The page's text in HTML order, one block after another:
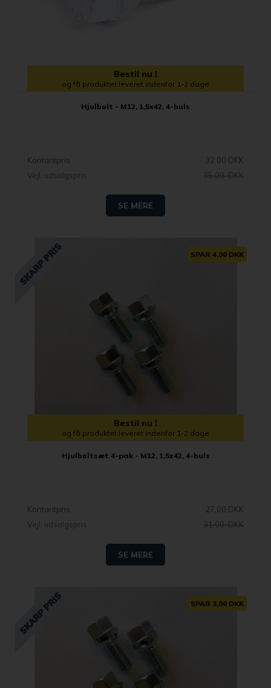
Bestil nu !
og få produktet leveret indenfor 1-2 dage
Hjulbolt - M12, 1,5x42, 4-huls
Kontantpris
32,00 DKK
Vejl. udsalgspris
35,00 DKK
SE MERE
SPAR 4,00 DKK
Bestil nu !
og få produktet leveret indenfor 1-2 dage
Hjulboltsæt 4-pak - M12, 1,5x42, 4-huls
Kontantpris
27,00 DKK
Vejl. udsalgspris
31,00 DKK
SE MERE
SPAR 3,00 DKK